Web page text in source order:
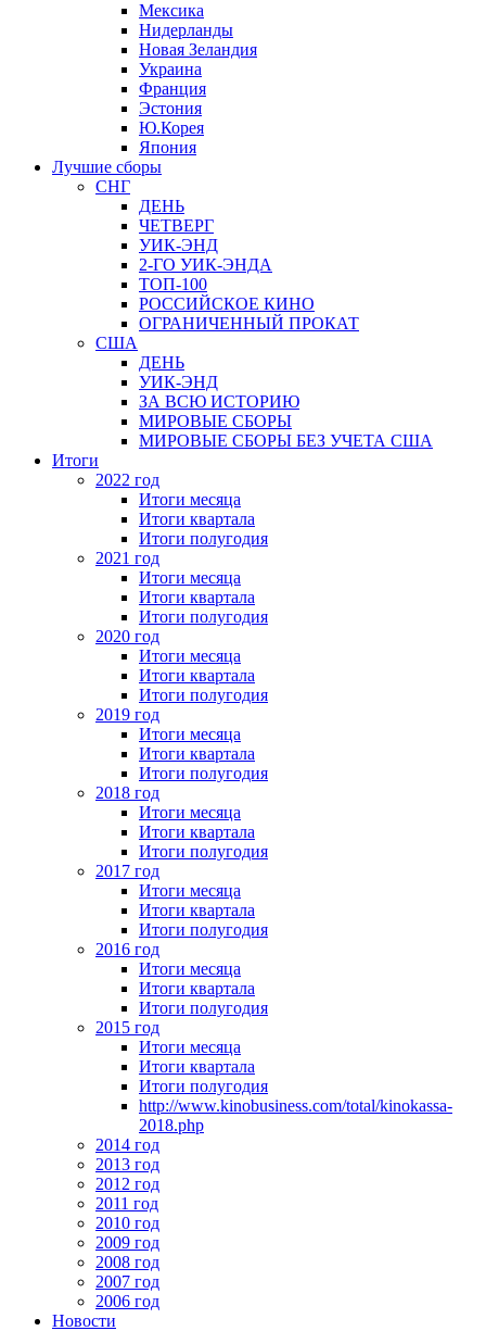
Мексика
Нидерланды
Новая Зеландия
Украина
Франция
Эстония
Ю.Корея
Япония
Лучшие сборы
СНГ
ДЕНЬ
ЧЕТВЕРГ
УИК-ЭНД
2-ГО УИК-ЭНДА
ТОП-100
РОССИЙСКОЕ КИНО
ОГРАНИЧЕННЫЙ ПРОКАТ
США
ДЕНЬ
УИК-ЭНД
ЗА ВСЮ ИСТОРИЮ
МИРОВЫЕ СБОРЫ
МИРОВЫЕ СБОРЫ БЕЗ УЧЕТА США
Итоги
2022 год
Итоги месяца
Итоги квартала
Итоги полугодия
2021 год
Итоги месяца
Итоги квартала
Итоги полугодия
2020 год
Итоги месяца
Итоги квартала
Итоги полугодия
2019 год
Итоги месяца
Итоги квартала
Итоги полугодия
2018 год
Итоги месяца
Итоги квартала
Итоги полугодия
2017 год
Итоги месяца
Итоги квартала
Итоги полугодия
2016 год
Итоги месяца
Итоги квартала
Итоги полугодия
2015 год
Итоги месяца
Итоги квартала
Итоги полугодия
http://www.kinobusiness.com/total/kinokassa-
2018.php
2014 год
2013 год
2012 год
2011 год
2010 год
2009 год
2008 год
2007 год
2006 год
Новости